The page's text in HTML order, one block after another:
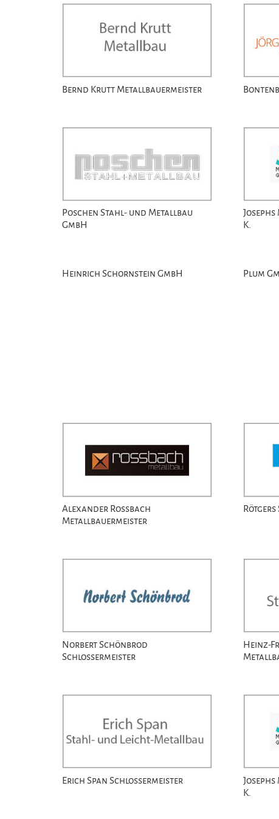
Bernd Krutt Metallbauermeister
Poschen Stahl- und Metallbau
GmbH
K.
Heinrich Schornstein GmbH Plum
Alexander Rossbach
Metallbauermeister
Rötgers
Norbert Schönbrod
Schlossermeister
Heinz-
Erich Span Schlossermeister
K.